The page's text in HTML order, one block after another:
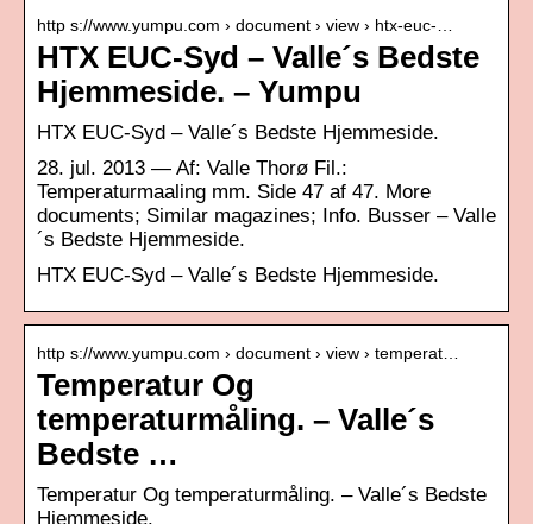
http s://www.yumpu.com › document › view › htx-euc-…
HTX EUC-Syd – Valle´s Bedste
Hjemmeside. – Yumpu
HTX EUC-Syd – Valle´s Bedste Hjemmeside.
28. jul. 2013 — Af: Valle Thorø Fil.:
Temperaturmaaling mm. Side 47 af 47. More
documents; Similar magazines; Info. Busser – Valle
´s Bedste Hjemmeside.
HTX EUC-Syd – Valle´s Bedste Hjemmeside.
http s://www.yumpu.com › document › view › temperat…
Temperatur Og
temperaturmåling. – Valle´s
Bedste …
Temperatur Og temperaturmåling. – Valle´s Bedste
Hjemmeside.